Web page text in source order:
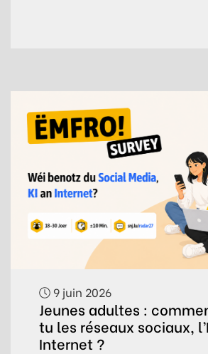
9 juin 2026
Jeunes adultes :
tu les réseaux sociaux,
Internet ?